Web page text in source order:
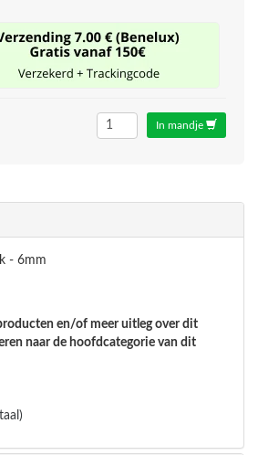
In mandje
- 6mm
en/of meer uitleg over dit
naar de hoofdcategorie van dit